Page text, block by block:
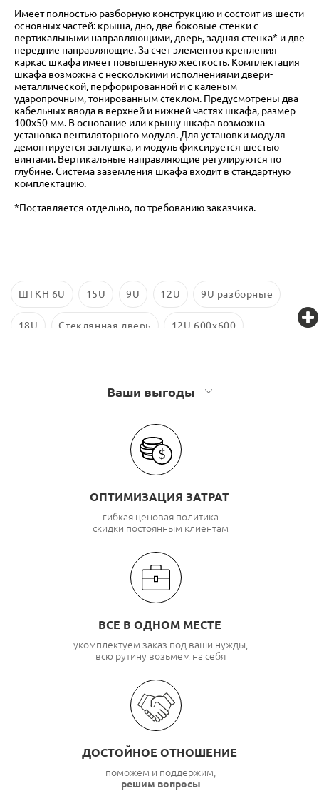
Имеет полностью разборную конструкцию и состоит из шести
основных частей: крыша, дно, две боковые стенки с
вертикальными направляющими, дверь, задняя стенка* и две
передние направляющие. За счет элементов крепления
каркас шкафа имеет повышенную жесткость. Комплектация
шкафа возможна с несколькими исполнениями двери-
металлической, перфорированной и с каленым
ударопрочным, тонированным стеклом. Предусмотрены два
кабельных ввода в верхней и нижней частях шкафа, размер –
100х50 мм. В основание или крышу шкафа возможна
установка вентиляторного модуля. Для установки модуля
демонтируется заглушка, и модуль фиксируется шестью
винтами. Вертикальные направляющие регулируются по
глубине. Система заземления шкафа входит в стандартную
комплектацию.
*Поставляется отдельно, по требованию заказчика.
ШТКН 6U 15U 9U 12U 9U разборные
18U Стеклянная дверь 12U 600x600
Ваши выгоды
ОПТИМИЗАЦИЯ ЗАТРАТ
гибкая ценовая политика
скидки постоянным клиентам
ВСЕ В ОДНОМ МЕСТЕ
укомплектуем заказ под ваши нужды,
всю рутину возьмем на себя
ДОСТОЙНОЕ ОТНОШЕНИЕ
поможем и поддержим,
решим вопросы